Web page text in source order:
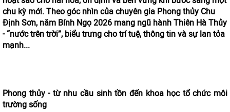
chu kỳ mới. Theo góc nhìn của chuyên gia Phong thủy Chu
Định Sơn, năm Bính Ngọ 2026 mang ngũ hành Thiên Hà Thủy
- “nước trên trời”, biểu trưng cho trí tuệ, thông tin và sự lan tỏa
mạnh...
Phong thủy - từ nhu cầu sinh tồn đến khoa học tổ chức môi
trường sống